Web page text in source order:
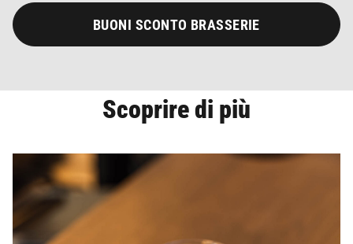
BUONI SCONTO BRASSERIE
Scoprire di più